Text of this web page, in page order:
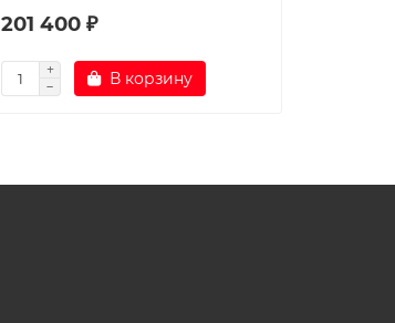
201 400 ₽
В корзину